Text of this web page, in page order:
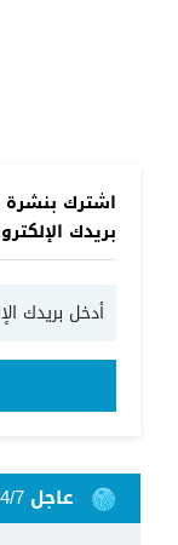
اشترك بنشرة
بريدك
عاجل 24/7